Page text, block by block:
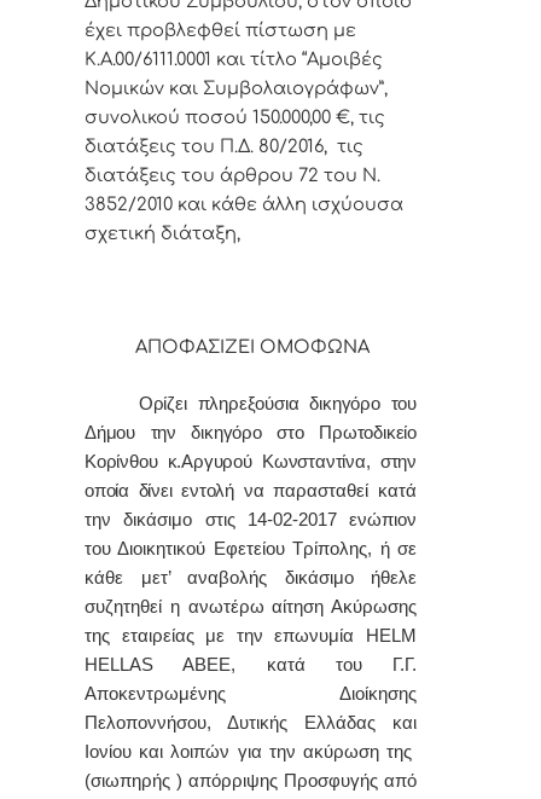
έχει προβλεφθεί πίστωση με
Κ.Α.00/6111.0001 και τίτλο “Αμοιβές
Νομικών και Συμβολαιογράφων”,
συνολικού ποσού 150.000,00 €, τις
διατάξεις του Π.Δ. 80/2016, τις
διατάξεις του άρθρου 72 του Ν.
3852/2010 και κάθε άλλη ισχύουσα
σχετική διάταξη,
ΑΠΟΦΑΣΙΖΕΙ ΟΜΟΦΩΝΑ
Ορίζει πληρεξούσια δικηγόρο του
Δήμου την δικηγόρο στο Πρωτοδικείο
Κορίνθου κ.Αργυρού Κωνσταντίνα, στην
οποία δίνει εντολή να παρασταθεί κατά
την δικάσιμο στις 14-02-2017 ενώπιον
του Διοικητικού Εφετείου Τρίπολης, ή σε
κάθε μετ’ αναβολής δικάσιμο ήθελε
συζητηθεί η ανωτέρω αίτηση Ακύρωσης
της εταιρείας με την επωνυμία
HELM
HELLAS ABEE, κατά του Γ.Γ.
Αποκεντρωμένης Διοίκησης
Πελοποννήσου, Δυτικής Ελλάδας και
Ιονίου και λοιπών για την ακύρωση της
(σιωπηρής ) απόρριψης Προσφυγής από